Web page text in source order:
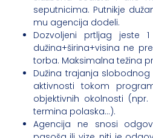
seputnicima. Putnikje
mu agencija dodeli.
Dozvoljeni prtljag jeste
dužina+širina+visina ne
torba. Maksimalna težina
Dužina trajanja
aktivnosti tokom
objektivnih okolnosti
termina polaska...).
Agencija ne snosi